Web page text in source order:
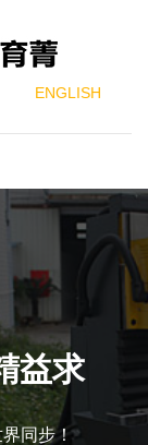
ENGLISH
益求
同步！